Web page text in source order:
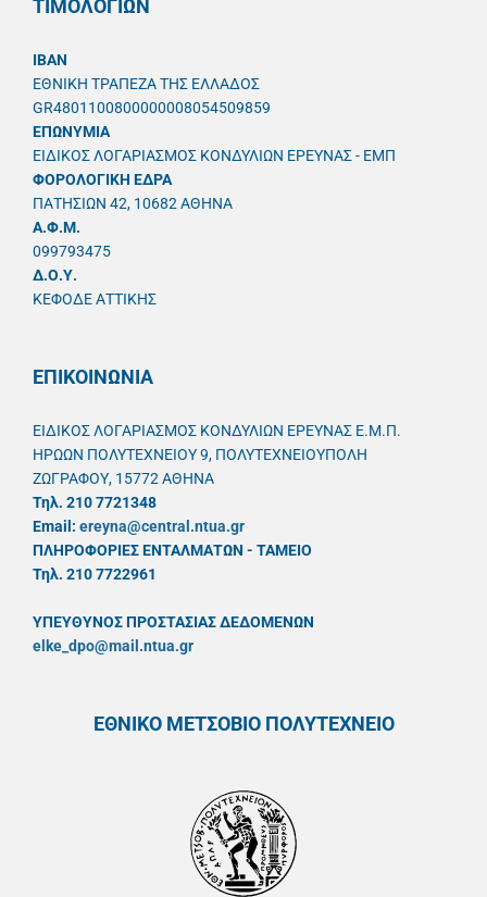
ΤΙΜΟΛΟΓΙΩΝ
IBAN
ΕΘΝΙΚΗ ΤΡΑΠΕΖΑ ΤΗΣ ΕΛΛΑΔΟΣ
GR4801100800000008054509859
ΕΠΩΝΥΜΙΑ
ΕΙΔΙΚΟΣ ΛΟΓΑΡΙΑΣΜΟΣ ΚΟΝΔΥΛΙΩΝ ΕΡΕΥΝΑΣ - ΕΜΠ
ΦΟΡΟΛΟΓΙΚΗ ΕΔΡΑ
ΠΑΤΗΣΙΩΝ 42, 10682 ΑΘΗΝΑ
A.Φ.Μ.
099793475
Δ.Ο.Υ.
ΚΕΦΟΔΕ ΑΤΤΙΚΗΣ
ΕΠΙΚΟΙΝΩΝΙΑ
ΕΙΔΙΚΟΣ ΛΟΓΑΡΙΑΣΜΟΣ ΚΟΝΔΥΛΙΩΝ ΕΡΕΥΝΑΣ Ε.Μ.Π.
ΗΡΩΩΝ ΠΟΛΥΤΕΧΝΕΙΟΥ 9, ΠΟΛΥΤΕΧΝΕΙΟΥΠΟΛΗ
ΖΩΓΡΑΦΟΥ, 15772 ΑΘΗΝΑ
Τηλ. 210 7721348
Email: ereyna@central.ntua.gr
ΠΛΗΡΟΦΟΡΙΕΣ ΕΝΤΑΛΜΑΤΩΝ - ΤΑΜΕΙΟ
Τηλ. 210 7722961
ΥΠΕΥΘYΝΟΣ ΠΡΟΣΤΑΣΙΑΣ ΔΕΔΟΜΕΝΩΝ
elke_dpo@mail.ntua.gr
ΕΘΝΙΚΟ ΜΕΤΣΟΒΙΟ ΠΟΛΥΤΕΧΝΕΙΟ